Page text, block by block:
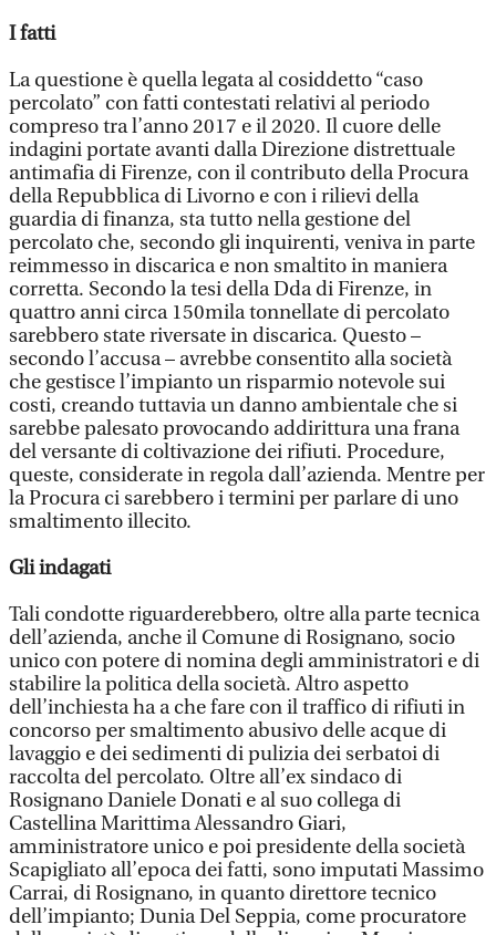
I fatti
La questione è quella legata al cosiddetto “caso
percolato” con fatti contestati relativi al periodo
compreso tra l’anno 2017 e il 2020. Il cuore delle
indagini portate avanti dalla Direzione distrettuale
antimafia di Firenze, con il contributo della Procura
della Repubblica di Livorno e con i rilievi della
guardia di finanza, sta tutto nella gestione del
percolato che, secondo gli inquirenti, veniva in parte
reimmesso in discarica e non smaltito in maniera
corretta. Secondo la tesi della Dda di Firenze, in
quattro anni circa 150mila tonnellate di percolato
sarebbero state riversate in discarica. Questo –
secondo l’accusa – avrebbe consentito alla società
che gestisce l’impianto un risparmio notevole sui
costi, creando tuttavia un danno ambientale che si
sarebbe palesato provocando addirittura una frana
del versante di coltivazione dei rifiuti. Procedure,
queste, considerate in regola dall’azienda. Mentre per
la Procura ci sarebbero i termini per parlare di uno
smaltimento illecito.
Gli indagati
Tali condotte riguarderebbero, oltre alla parte tecnica
dell’azienda, anche il Comune di Rosignano, socio
unico con potere di nomina degli amministratori e di
stabilire la politica della società. Altro aspetto
dell’inchiesta ha a che fare con il traffico di rifiuti in
concorso per smaltimento abusivo delle acque di
lavaggio e dei sedimenti di pulizia dei serbatoi di
raccolta del percolato. Oltre all’ex sindaco di
Rosignano Daniele Donati e al suo collega di
Castellina Marittima Alessandro Giari,
amministratore unico e poi presidente della società
Scapigliato all’epoca dei fatti, sono imputati Massimo
Carrai, di Rosignano, in quanto direttore tecnico
dell’impianto; Dunia Del Seppia, come procuratore